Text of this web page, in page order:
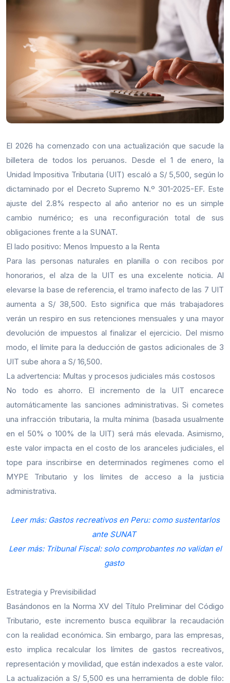
El 2026 ha comenzado con una actualización que sacude la
billetera de todos los peruanos. Desde el 1 de enero, la
Unidad Impositiva Tributaria (UIT) escaló a S/ 5,500, según lo
dictaminado por el Decreto Supremo N.º 301-2025-EF. Este
ajuste del 2.8% respecto al año anterior no es un simple
cambio numérico; es una reconfiguración total de sus
obligaciones frente a la SUNAT.
El lado positivo: Menos Impuesto a la Renta
Para las personas naturales en planilla o con recibos por
honorarios, el alza de la UIT es una excelente noticia. Al
elevarse la base de referencia, el tramo inafecto de las 7 UIT
aumenta a S/ 38,500. Esto significa que más trabajadores
verán un respiro en sus retenciones mensuales y una mayor
devolución de impuestos al finalizar el ejercicio. Del mismo
modo, el límite para la deducción de gastos adicionales de 3
UIT sube ahora a S/ 16,500.
La advertencia: Multas y procesos judiciales más costosos
No todo es ahorro. El incremento de la UIT encarece
automáticamente las sanciones administrativas. Si cometes
una infracción tributaria, la multa mínima (basada usualmente
en el 50% o 100% de la UIT) será más elevada. Asimismo,
este valor impacta en el costo de los aranceles judiciales, el
tope para inscribirse en determinados regímenes como el
MYPE Tributario y los límites de acceso a la justicia
administrativa.
Leer más: Gastos recreativos en Peru: como sustentarlos
ante SUNAT
Leer más: Tribunal Fiscal: solo comprobantes no validan el
gasto
Estrategia y Previsibilidad
Basándonos en la Norma XV del Título Preliminar del Código
Tributario, este incremento busca equilibrar la recaudación
con la realidad económica. Sin embargo, para las empresas,
esto implica recalcular los límites de gastos recreativos,
representación y movilidad, que están indexados a este valor.
La actualización a S/ 5,500 es una herramienta de doble filo: